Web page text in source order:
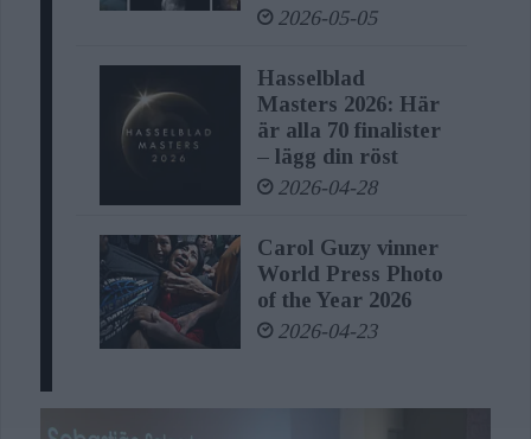
2026-05-05
Hasselblad
Masters 2026: Här
är alla 70 finalister
– lägg din röst
2026-04-28
Carol Guzy vinner
World Press Photo
of the Year 2026
2026-04-23